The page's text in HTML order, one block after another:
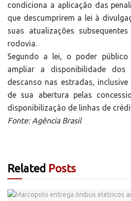
condiciona a aplicação das
que descumprirem a lei à
suas atualizações
rodovia.
Segundo a lei, o poder
ampliar a disponibilidade
descanso nas estradas,
de sua abertura pelas
disponibilização de linhas de
Fonte: Agência Brasil
Related Posts